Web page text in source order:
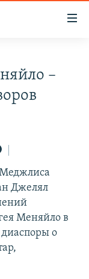
–
Меджлиса
Джелял
Меняйло в
о